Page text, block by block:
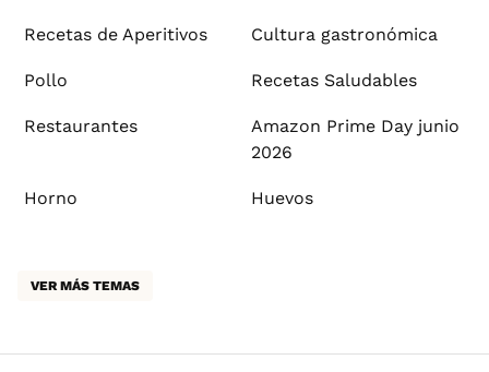
Recetas de Aperitivos Cultura gastronómica
Pollo Recetas Saludables
Restaurantes
Amazon Prime Day junio
2026
Horno Huevos
VER MÁS TEMAS